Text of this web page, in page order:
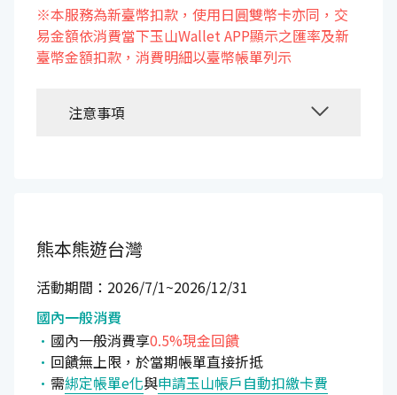
※本服務為新臺幣扣款，使用日圓雙幣卡亦同，交
易金額依消費當下玉山Wallet APP顯示之匯率及新
臺幣金額扣款，消費明細以臺幣帳單列示
注意事項
熊本熊遊台灣
活動期間：2026/7/1~2026/12/31
國內一般消費
國內一般消費享0.5%現金回饋
回饋無上限，於當期帳單直接折抵
需綁定帳單e化與申請玉山帳戶自動扣繳卡費